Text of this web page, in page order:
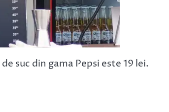
suc din gama Pepsi este 19 lei.